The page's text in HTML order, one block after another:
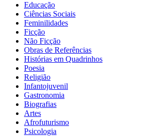
Educação
Ciências Sociais
Feminilidades
Ficção
Não Ficção
Obras de Referências
Histórias em Quadrinhos
Poesia
Religião
Infantojuvenil
Gastronomia
Biografias
Artes
Afrofuturismo
Psicologia